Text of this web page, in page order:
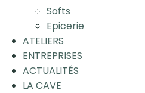
Softs
Epicerie
ATELIERS
ENTREPRISES
ACTUALITÉS
LA CAVE